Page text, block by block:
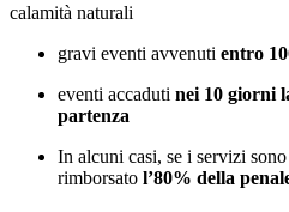
calamità naturali
gravi eventi avvenuti entro
eventi accaduti nei 10 giorni
partenza
In alcuni casi, se i servizi
rimborsato l’80% della